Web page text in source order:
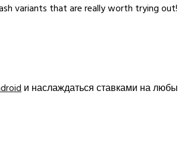
variants that are really worth trying out!
и наслаждаться ставками на